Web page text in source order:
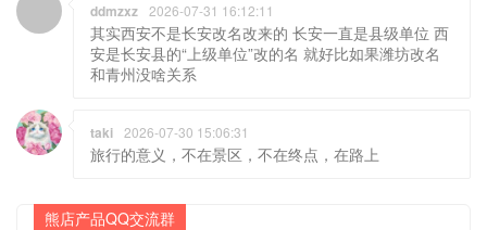
ddmzxz 2026-07-31 16:12:11
其实西安不是长安改名改来的 长安一直是县级单位 西
安是长安县的“上级单位”改的名 就好比如果潍坊改名
和青州没啥关系
taki 2026-07-30 15:06:31
旅行的意义，不在景区，不在终点，在路上
熊店产品QQ交流群